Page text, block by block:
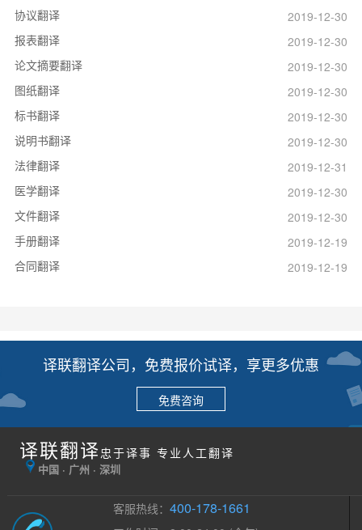
协议翻译
2019-12-30
报表翻译
2019-12-30
论文摘要翻译
2019-12-30
图纸翻译
2019-12-30
标书翻译
2019-12-30
说明书翻译
2019-12-30
法律翻译
2019-12-31
医学翻译
2019-12-30
文件翻译
2019-12-30
手册翻译
2019-12-19
合同翻译
2019-12-19
译联翻译公司，免费报价试译，享更多优惠
免费咨询
译联翻译 忠于译事 专业人工翻译
中国 · 广州 · 深圳
客服热线：400-178-1661